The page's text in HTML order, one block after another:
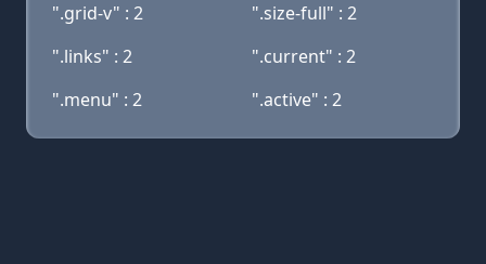
".grid-v" : 2
".size-full" : 2
".links" : 2
".current" : 2
".menu" : 2
".active" : 2